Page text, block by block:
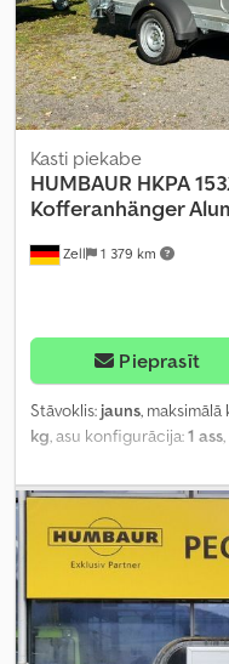
Zell 1 379 km
Kasti piekabe
HUMBAUR HKPA
Kofferanhänger
Pieprasīt
Stāvoklis: jauns, maksimālā
kg, asu konfigurācija:1 ass
augstums:1 800 mm,